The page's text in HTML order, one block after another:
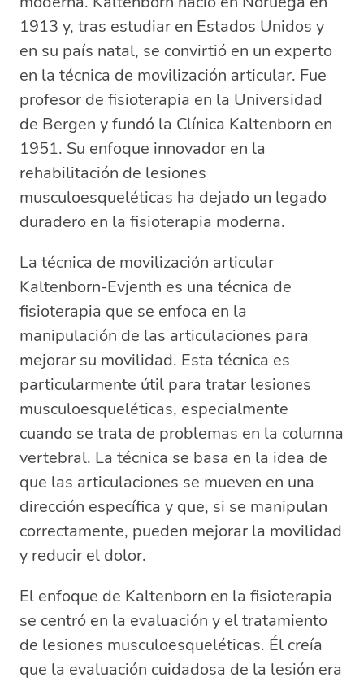
1913 y, tras estudiar en Estados Unidos y
en su país natal, se convirtió en un experto
en la técnica de movilización articular. Fue
profesor de fisioterapia en la Universidad
de Bergen y fundó la Clínica Kaltenborn en
1951. Su enfoque innovador en la
rehabilitación de lesiones
musculoesqueléticas ha dejado un legado
duradero en la fisioterapia moderna.
La técnica de movilización articular
Kaltenborn-Evjenth es una técnica de
fisioterapia que se enfoca en la
manipulación de las articulaciones para
mejorar su movilidad. Esta técnica es
particularmente útil para tratar lesiones
musculoesqueléticas, especialmente
cuando se trata de problemas en la columna
vertebral. La técnica se basa en la idea de
que las articulaciones se mueven en una
dirección específica y que, si se manipulan
correctamente, pueden mejorar la movilidad
y reducir el dolor.
El enfoque de Kaltenborn en la fisioterapia
se centró en la evaluación y el tratamiento
de lesiones musculoesqueléticas. Él creía
que la evaluación cuidadosa de la lesión era